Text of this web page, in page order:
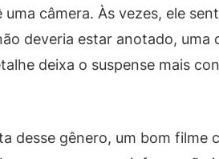
uma câmera. Às vezes, ele
deveria estar anotado,
deixa o suspense mais
desse gênero, um bom filme